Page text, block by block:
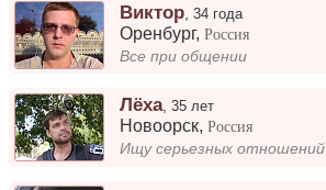
Виктор ,34 года
Оренбург,Россия
Все при общении
Лёха,35 лет
Новоорск,Россия
Ищу серьезных отношений